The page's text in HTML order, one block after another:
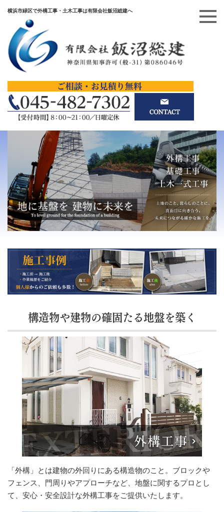
横浜市緑区で外構工事・土木工事は有限会社飯沼総建へ
構造物や建物の確固たる地盤を築く
「外構」とは建物の外回りにある構造物のこと。ブロックや
フェンス、門周りやアプローチなど、地盤に関するプロとし
て、安心・安全設計な外構工事をご提供いたします。